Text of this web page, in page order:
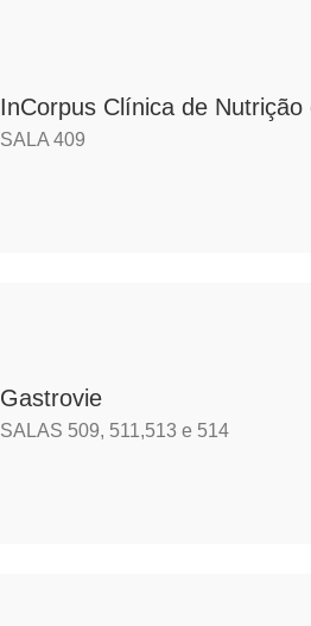
InCorpus Clínica de Nutrição
SALA 409
Gastrovie
SALAS 509, 511,513 e 514